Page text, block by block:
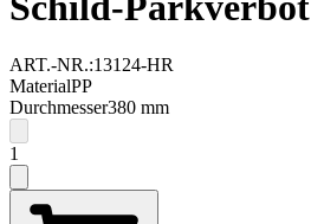
ART.-NR.:13124-HR
MaterialPP
Durchmesser380 mm
1